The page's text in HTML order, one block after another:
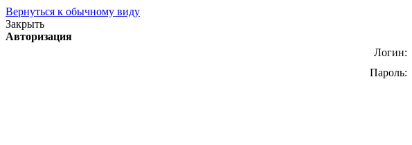
Вернуться к обычному виду
Закрыть
Авторизация
Логин:
Пароль: